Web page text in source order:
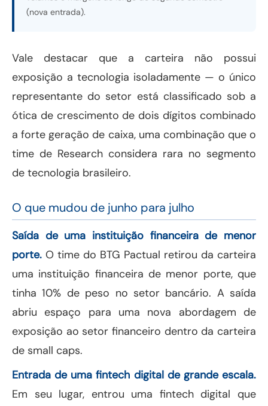
(nova entrada).
Vale destacar que a carteira não possui
exposição a tecnologia isoladamente — o único
representante do setor está classificado sob a
ótica de crescimento de dois dígitos combinado
a forte geração de caixa, uma combinação que o
time de Research considera rara no segmento
de tecnologia brasileiro.
O que mudou de junho para julho
Saída de uma instituição financeira de menor
porte. O time do BTG Pactual retirou da carteira
uma instituição financeira de menor porte, que
tinha 10% de peso no setor bancário. A saída
abriu espaço para uma nova abordagem de
exposição ao setor financeiro dentro da carteira
de small caps.
Entrada de uma fintech digital de grande escala.
Em seu lugar, entrou uma fintech digital que